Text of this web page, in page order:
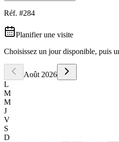
Réf. #284
Planifier une visite
Choisissez un jour disponible, puis
Août 2026
L
M
M
J
V
S
D